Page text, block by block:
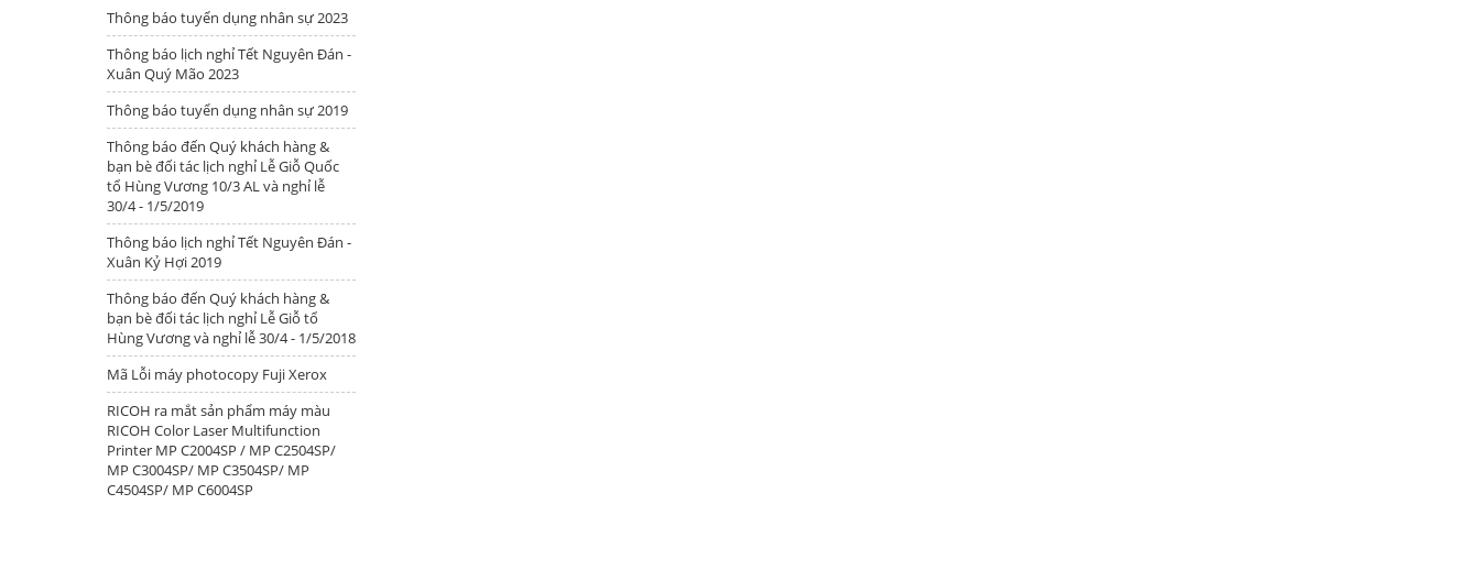
Thông báo tuyển dụng nhân sự 2023
Thông báo lịch nghỉ Tết Nguyên Đán -
Xuân Quý Mão 2023
Thông báo tuyển dụng nhân sự 2019
Thông báo đến Quý khách hàng &
bạn bè đối tác lịch nghỉ Lễ Giỗ Quốc
tổ Hùng Vương 10/3 AL và nghỉ lễ
30/4 - 1/5/2019
Thông báo lịch nghỉ Tết Nguyên Đán -
Xuân Kỷ Hợi 2019
Thông báo đến Quý khách hàng &
bạn bè đối tác lịch nghỉ Lễ Giỗ tổ
Hùng Vương và nghỉ lễ 30/4 - 1/5/2018
Mã Lỗi máy photocopy Fuji Xerox
RICOH ra mắt sản phẩm máy màu
RICOH Color Laser Multifunction
Printer MP C2004SP / MP C2504SP/
MP C3004SP/ MP C3504SP/ MP
C4504SP/ MP C6004SP